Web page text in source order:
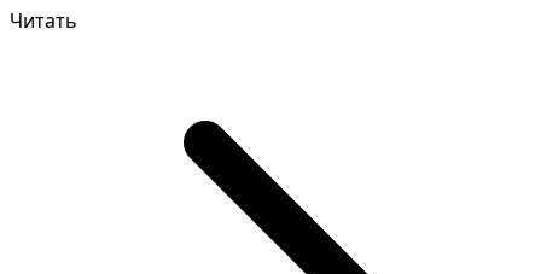
Читать